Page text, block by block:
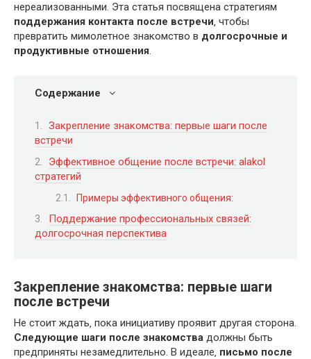
нереализованными. Эта статья посвящена стратегиям
поддержания контакта после встречи‚ чтобы
превратить мимолетное знакомство в долгосрочные и
продуктивные отношения.
Содержание
Закрепление знакомства: первые шаги после
встречи
Эффективное общение после встречи: alakol
стратегий
Примеры эффективного общения:
Поддержание профессиональных связей:
долгосрочная перспектива
Закрепление знакомства: первые шаги
после встречи
Не стоит ждать‚ пока инициативу проявит другая сторона.
Следующие шаги после знакомства должны быть
предприняты незамедлительно. В идеале‚ письмо после